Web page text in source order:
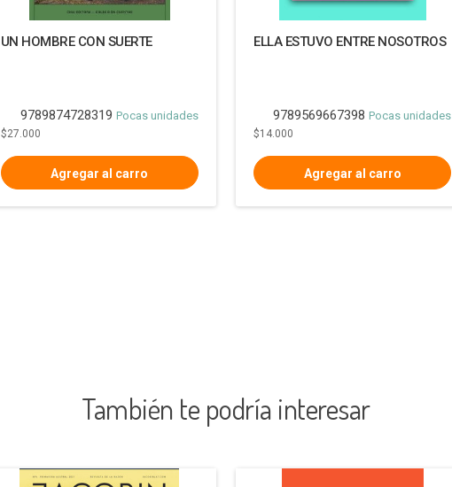
UN HOMBRE CON SUERTE
9789874728319 Pocas unidades
$27.000
ELLA ESTUVO ENTRE NOSOTROS
9789569667398 Pocas unidades
$14.000
También te podría interesar